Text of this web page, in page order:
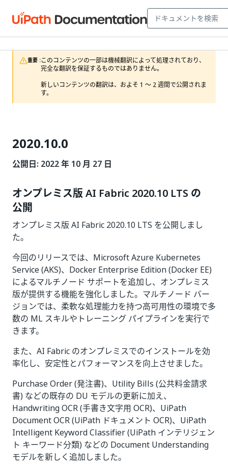
重要 :このコンテンツの一部は機械翻訳によって処理されており、
完全な翻訳を保証するものではありません。
新しいコンテンツの翻訳は、およそ 1 ～ 2 週間で公開されま
す。
2020.10.0
公開日: 2022 年 10 月 27 日
オンプレミス版 AI Fabric 2020.10 LTS の
公開
オンプレミス版 AI Fabric 2020.10 LTS を公開しまし
た。
今回のリリースでは、Microsoft Azure Kubernetes
Service (AKS)、Docker Enterprise Edition (Docker EE)
によるマルチノード サポートを追加し、オンプレミス
版が提供する機能を強化しました。マルチノード バー
ジョンでは、柔軟な処理能力を持つ高可用性の環境で多
数の ML スキルやトレーニング パイプラインを実行で
きます。
また、AI Fabric のオンプレミスでのインストールを効
率化し、安定性とパフォーマンスを向上させました。
Purchase Order (発注書)、Utility Bills (公共料金請求
書) などの既存の DU モデルの更新に加え、
Handwriting OCR (手書き文字用 OCR)、UiPath
Document OCR (UiPath ドキュメント OCR)、UiPath
Intelligent Keyword Classifier (UiPath インテリジェン
ト キーワード分類) などの Document Understanding
モデルを新しく追加しました。